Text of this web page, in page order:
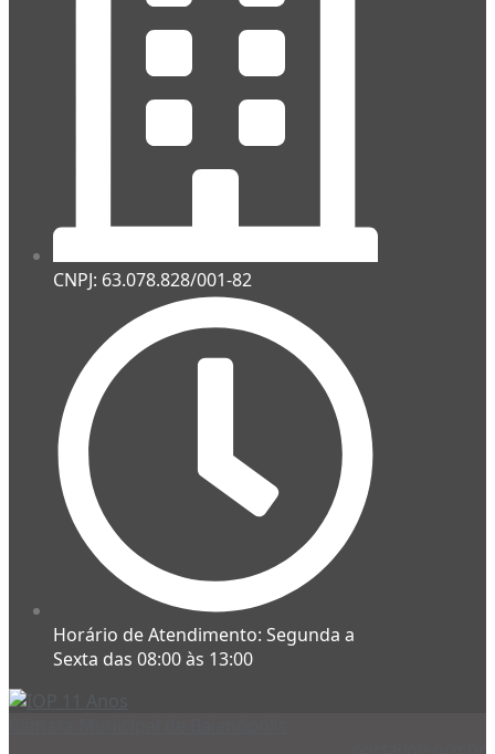
CNPJ: 63.078.828/001-82
Horário de Atendimento: Segunda a
Sexta das 08:00 às 13:00